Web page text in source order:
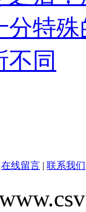
分特
不同
在线留言 | 联系我们